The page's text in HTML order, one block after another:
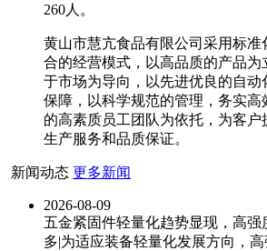
260人。
黄山市慧亢食品有限公司采用标准
合的经营模式，以高品质的产品为
于市场为导向，以先进优良的自动
保障，以科学规范的管理，务实高
的高素质员工团队为依托，为客户
生产服务和品质保证。
新闻动态 更多新闻
2026-08-09
五金紧固件轻量化趋势显现，高强
多|为适应装备轻量化发展方向，